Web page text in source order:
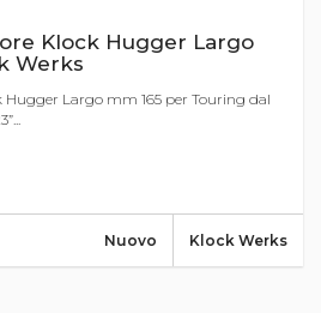
Klock Hugger Largo
Werks
Largo mm 165 per Touring dal
Klock Werks
Nuovo